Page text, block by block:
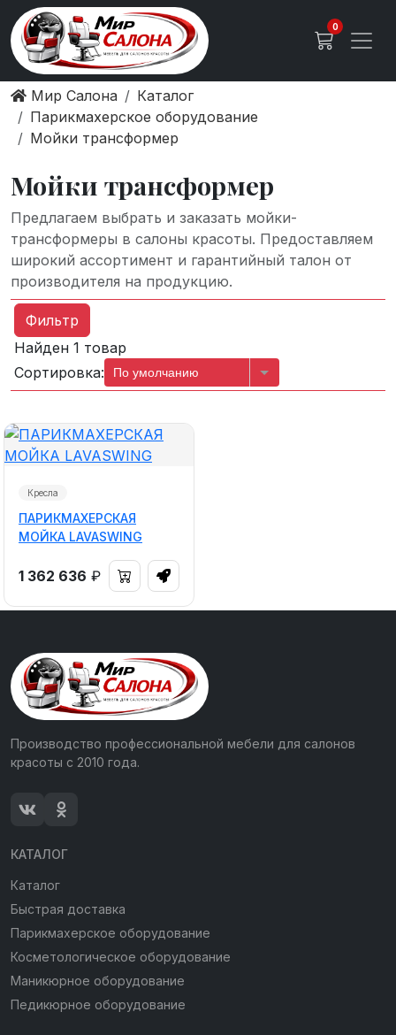
0
Мир Салона
Каталог
Парикмахерское оборудование
Мойки трансформер
Мойки трансформер
Предлагаем выбрать и заказать мойки-
трансформеры в салоны красоты. Предоставляем
широкий ассортимент и гарантийный талон от
производителя на продукцию.
Фильтр
Найден 1 товар
Сортировка:
По умолчанию
Кресла
ПАРИКМАХЕРСКАЯ
МОЙКА LAVASWING
1 362 636 ₽
Производство профессиональной мебели для салонов
красоты с 2010 года.
КАТАЛОГ
Каталог
Быстрая доставка
Парикмахерское оборудование
Косметологическое оборудование
Маникюрное оборудование
Педикюрное оборудование